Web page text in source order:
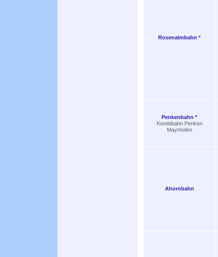
Rosenalmbahn *
Penkenbahn *
Kombibahn Penken
Mayrhofen
Ahornbahn